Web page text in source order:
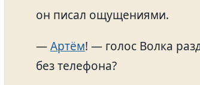
он писал ощущениями.
—Артём! — голос Волка
без телефона?